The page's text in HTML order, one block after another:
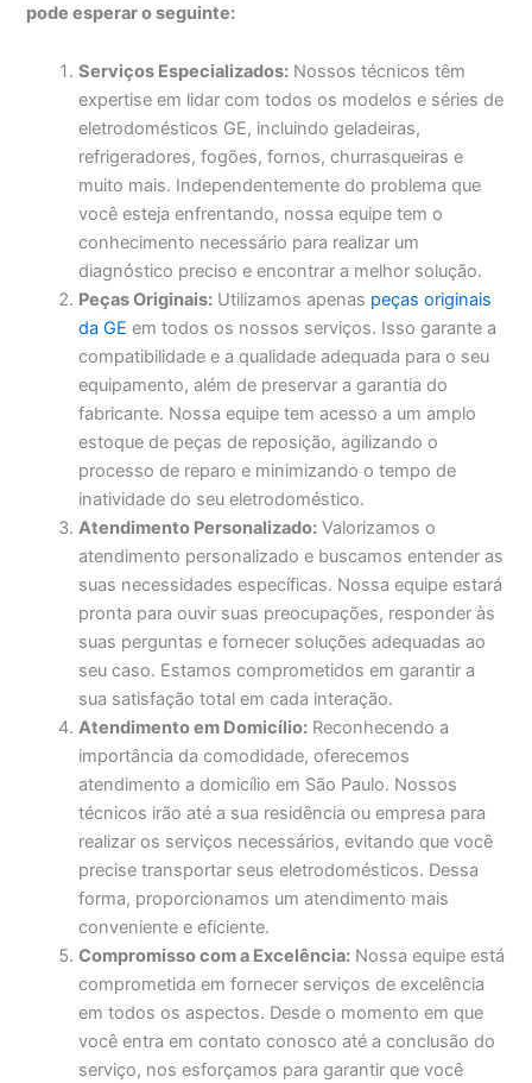
pode esperar o seguinte:
Serviços Especializados: Nossos técnicos têm
expertise em lidar com todos os modelos e séries de
eletrodomésticos GE, incluindo geladeiras,
refrigeradores, fogões, fornos, churrasqueiras e
muito mais. Independentemente do problema que
você esteja enfrentando, nossa equipe tem o
conhecimento necessário para realizar um
diagnóstico preciso e encontrar a melhor solução.
Peças Originais: Utilizamos apenas peças originais
da GE em todos os nossos serviços. Isso garante a
compatibilidade e a qualidade adequada para o seu
equipamento, além de preservar a garantia do
fabricante. Nossa equipe tem acesso a um amplo
estoque de peças de reposição, agilizando o
processo de reparo e minimizando o tempo de
inatividade do seu eletrodoméstico.
Atendimento Personalizado: Valorizamos o
atendimento personalizado e buscamos entender as
suas necessidades específicas. Nossa equipe estará
pronta para ouvir suas preocupações, responder às
suas perguntas e fornecer soluções adequadas ao
seu caso. Estamos comprometidos em garantir a
sua satisfação total em cada interação.
Atendimento em Domicílio: Reconhecendo a
importância da comodidade, oferecemos
atendimento a domicílio em São Paulo. Nossos
técnicos irão até a sua residência ou empresa para
realizar os serviços necessários, evitando que você
precise transportar seus eletrodomésticos. Dessa
forma, proporcionamos um atendimento mais
conveniente e eficiente.
Compromisso com a Excelência: Nossa equipe está
comprometida em fornecer serviços de excelência
em todos os aspectos. Desde o momento em que
você entra em contato conosco até a conclusão do
serviço, nos esforçamos para garantir que você